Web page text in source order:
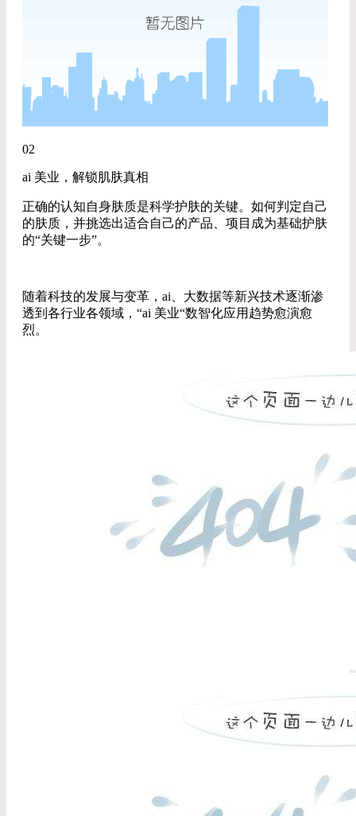
02
ai 美业，解锁肌肤真相
正确的认知自身肤质是科学护肤的关键。如何判定自己
的肤质，并挑选出适合自己的产品、项目成为基础护肤
的“关键一步”。
随着科技的发展与变革，ai、大数据等新兴技术逐渐渗
透到各行业各领域，“ai 美业“数智化应用趋势愈演愈
烈。